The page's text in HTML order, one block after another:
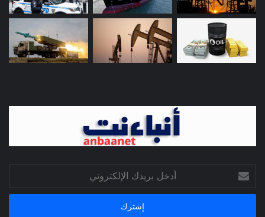
بريدك
الإلكتروني